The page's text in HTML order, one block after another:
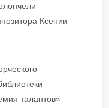
Ксении
талантов»